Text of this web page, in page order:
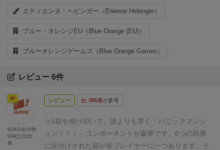
エティエンヌ・ヘビンガー（Etienne Hebinger）
ブルー・オレンジEU（Blue Orange (EU)）
ブルーオレンジゲームズ（Blue Orange Games）
レビュー 6件
レビュー 385名が参考
☆5箱を傾け叩いて、誰よりも早く「パニックマンシ
ョン！！！」
コンポーネントが豪華です。 8つの部屋
に区分けされた箱が各プレイヤーに一つあります、そ
神
82BG@19秋
GM(土日)出
展